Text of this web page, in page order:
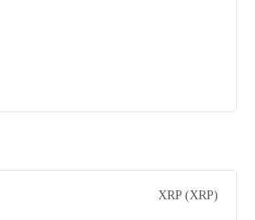
XRP (XRP)